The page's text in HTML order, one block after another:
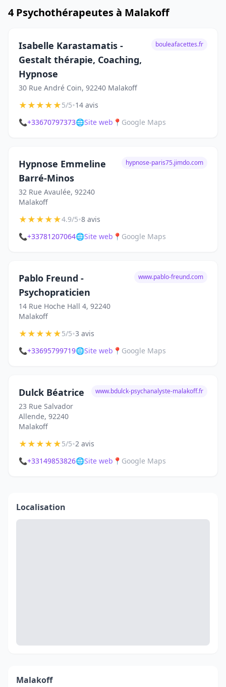
4 Psychothérapeutes à Malakoff
Isabelle Karastamatis -
Gestalt thérapie, Coaching,
Hypnose
30 Rue André Coin, 92240 Malakoff
bouleafacettes.fr
★★★★★5/5•14 avis
📞+33670797373🌐Site web 📍 Google Maps
Hypnose Emmeline
Barré-Minos
32 Rue Avaulée, 92240
Malakoff
hypnose-paris75.jimdo.com
★★★★★4.9/5•8 avis
📞+33781207064🌐Site web 📍 Google Maps
Pablo Freund -
Psychopraticien
14 Rue Hoche Hall 4, 92240
Malakoff
www.pablo-freund.com
★★★★★5/5•3 avis
📞+33695799719🌐Site web 📍 Google Maps
Dulck Béatrice
23 Rue Salvador
Allende, 92240
Malakoff
www.bdulck-psychanalyste-malakoff.fr
★★★★★5/5•2 avis
📞+33149853826🌐Site web 📍 Google Maps
Localisation
Malakoff